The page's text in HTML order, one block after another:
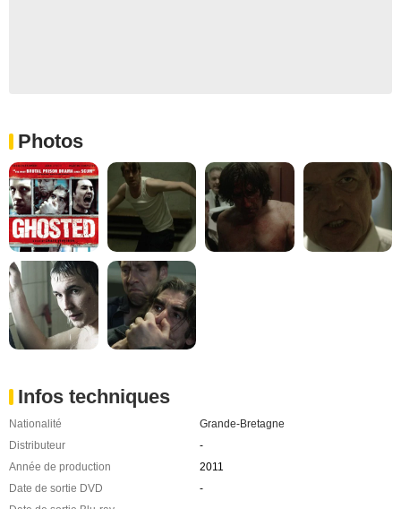
Photos
Infos techniques
Nationalité
Grande-Bretagne
Distributeur
-
Année de production
2011
Date de sortie DVD
-